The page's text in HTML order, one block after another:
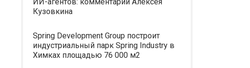
Кузовкина
Spring Development Group построит
индустриальный парк Spring Industry в
Химках площадью 76 000 м2